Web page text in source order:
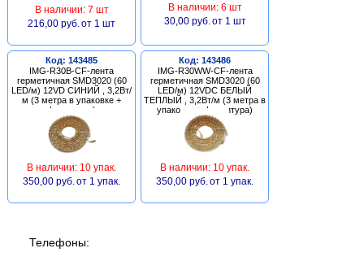
В наличии: 7 шт
216,00 руб. от 1 шт
В наличии: 6 шт
30,00 руб. от 1 шт
Код: 143485
IMG-R30B-CF-лента
герметичная SMD3020 (60
LED/м) 12VD СИНИЙ , 3,2Вт/
м (3 метра в упаковке +
фурнитура)
В наличии: 10 упак.
350,00 руб. от 1 упак.
Код: 143486
IMG-R30WW-CF-лента
герметичная SMD3020 (60
LED/м) 12VDC БЕЛЫЙ
ТЕПЛЫЙ , 3,2Вт/м (3 метра в
упаковке + фурнитура)
В наличии: 10 упак.
350,00 руб. от 1 упак.
Телефоны: